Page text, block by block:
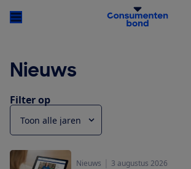
Nieuws
Filter op
Nieuws 3 augustus 2026